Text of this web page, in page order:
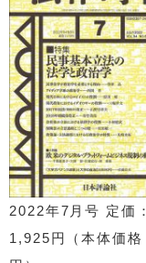
2022年7月号 定価
1,925円（本体価